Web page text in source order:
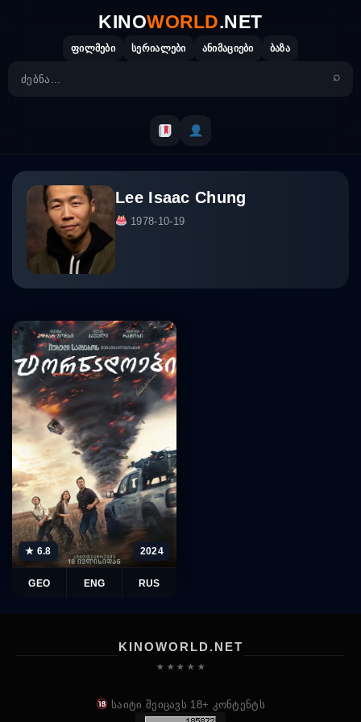
KINOWORLD.NET
ფილმები სერიალები ანიმაციები ბაზა
Lee Isaac Chung
1978-10-19
★ 6.8 2024
GEO ENG RUS
KINOWORLD.NET
★ ★ ★ ★ ★
საიტი შეიცავს 18+ კონტენტს